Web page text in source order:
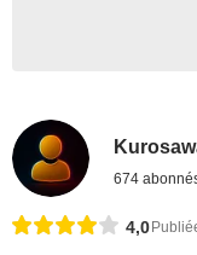
674
4,0